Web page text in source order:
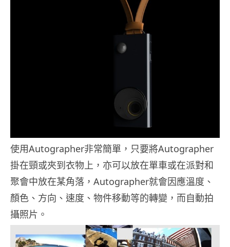
使用Autographer非常簡單，只要將Autographer
掛在頸或夾到衣物上，亦可以放在單車或在派對和
聚會中放在某角落，Autographer就會因應溫度、
顏色、方向、速度、物件移動等的轉變，而自動拍
攝照片。